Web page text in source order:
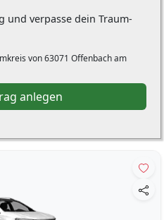
und verpasse dein Traum-
von 63071 Offenbach am
anlegen